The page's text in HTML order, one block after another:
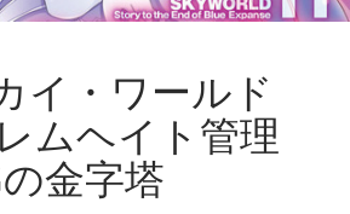
イ・ワールド
ムヘイト管理
金字塔